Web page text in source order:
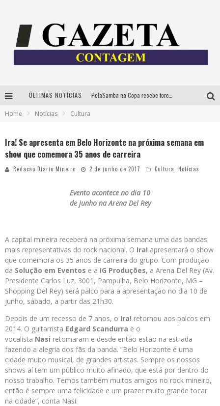
ÚLTIMAS NOTÍCIAS
Home Notícias Cultura
Ira! Se apresenta em Belo Horizonte na próxima semana em
show que comemora 35 anos de carreira
Redacao Diario Mineiro 2 de junho de 2017 Cultura Notícias
Evento acontece no dia 10
de junho na Arena Del Rey
A capital mineira receberá na próxima semana uma das bandas
mais representativas do rock nacional. O Ira! apresentará o show
que comemora os 35 anos de carreira do grupo. Com produção
da Solução em Eventos e a IG Produções, a Arena Del Rey (Av.
Presidente Carlos Luz, 3001, Pampulha, Belo Horizonte, MG –
Shopping Del Rey) será palco para a apresentação no dia 10 de
junho, sábado, a partir das 21h30.
Depois de um recesso de 7 anos, o Ira! retornou aos palcos em
2014. O guitarrista Edgard Scandurra e o
vocalista Nasi retomaram e desde então estão na estrada
fazendo a alegria dos fãs da banda. “Belo Horizonte é uma
cidade muito musical, de grandes artistas. Sempre os nossos
shows aí tem um público muito afinado, que está por dentro do
nosso trabalho. Temos também muitos amigos no rock mineiro,
então é sempre uma felicidade e um prazer muito grande tocar
na cidade”, conta Nasi.